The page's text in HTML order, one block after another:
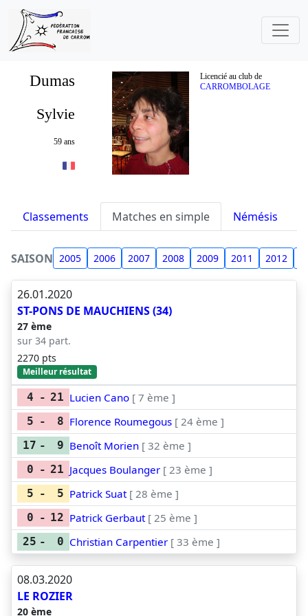
Dumas
Licencié au club de
CARROMBOLAGE
Sylvie
59 ans
Classements Matches en simple Némésis
SAISON 2005 2006 2007 2008 2009 2011 2012
26.01.2020
ST-PONS DE MAUCHIENS (34)
27 ème
sur 34 part.
2270 pts
Meilleur résultat
4 - 21 Lucien Cano [ 7 ème ]
5 - 8 Florence Roumegous [ 24 ème ]
17 - 9 Benoît Morien [ 32 ème ]
0 - 21 Jacques Boulanger [ 23 ème ]
5 - 5 Patrick Suat [ 28 ème ]
0 - 12 Patrick Gerbaut [ 25 ème ]
25 - 0 Christian Carpentier [ 33 ème ]
08.03.2020
LE ROZIER
20 ème